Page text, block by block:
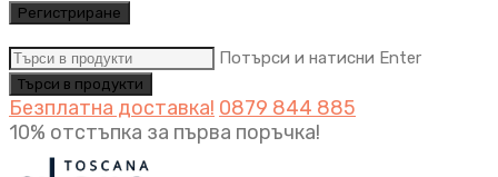
Регистриране
Потърси и натисни Enter
Безплатна доставка! 0879 844 885
10% отстъпка за първа поръчка!